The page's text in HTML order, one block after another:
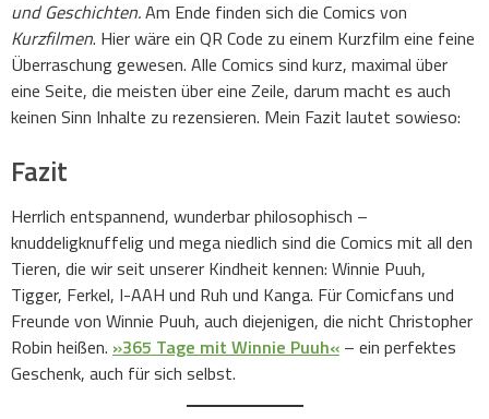
und Geschichten.Am Ende finden sich die Comics von
Kurzfilmen. Hier wäre ein QR Code zu einem Kurzfilm eine feine
Überraschung gewesen. Alle Comics sind kurz, maximal über
eine Seite, die meisten über eine Zeile, darum macht es auch
keinen Sinn Inhalte zu rezensieren. Mein Fazit lautet sowieso:
Fazit
Herrlich entspannend, wunderbar philosophisch –
knuddeligknuffelig und mega niedlich sind die Comics mit all den
Tieren, die wir seit unserer Kindheit kennen: Winnie Puuh,
Tigger, Ferkel, I-AAH und Ruh und Kanga. Für Comicfans und
Freunde von Winnie Puuh, auch diejenigen, die nicht Christopher
Robin heißen. »365 Tage mit Winnie Puuh« – ein perfektes
Geschenk, auch für sich selbst.